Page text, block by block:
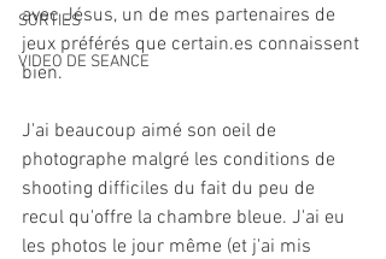
SORTIES
VIDEO DE SEANCE
avec Jésus, un de mes partenaires de
jeux préférés que certain.es connaissent
bien.
J'ai beaucoup aimé son oeil de
photographe malgré les conditions de
shooting difficiles du fait du peu de
recul qu'offre la chambre bleue. J'ai eu
les photos le jour même (et j'ai mis